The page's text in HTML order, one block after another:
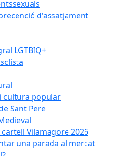
d'assatjament
LGTBIQ+
cultura popular
Sant Pere
cartell Vilamagore 2026
una parada al mercat